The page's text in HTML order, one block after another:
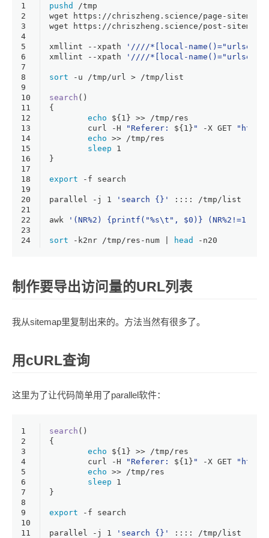
1
2
3
4
5
6
7
8
9
10
11
12
13
14
15
16
17
18
19
20
21
22
23
24
pushd
/tmp
wget https://chriszheng.science/page-
wget https://chriszheng.science/post-
xmllint --xpath
'////*[local-
xmllint --xpath
'////*[local-
sort -u /tmp/url > /tmp/list
search ()
{
echo
${1} >> /tmp/res
	curl -H
"Referer: ${1} " -X GET
"http://
echo >> /tmp/res
sleep 1
}
export -f search
parallel -j 1 'search {}' :::: /tmp/list
awk '(NR%2) {printf("%s\t", $0)}
sort -k2nr /tmp/res-num | head -n20
制作要导出访问量的URL列表
我从sitemap里复制出来的。方法当然有很多了。
用cURL查询
这里为了让代码简单用了parallel软件：
1
2
3
4
5
6
7
8
9
10
11
search ()
{
echo
${1} >> /tmp/res
	curl -H
"Referer: ${1} " -X GET
"http://
echo >> /tmp/res
sleep 1
}
export -f search
parallel -j 1 'search {}' :::: /tmp/list